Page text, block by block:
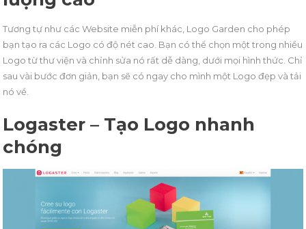
Tương tự như các Website miễn phí khác, Logo Garden cho phép
bạn tạo ra các Logo có độ nét cao. Bạn có thể chọn một trong nhiều
Logo từ thư viện và chỉnh sửa nó rất dễ dàng, dưới mọi hình thức. Chỉ
sau vài bước đơn giản, bạn sẽ có ngay cho mình một Logo đẹp và tải
nó về.
Logaster – Tạo Logo nhanh
chóng